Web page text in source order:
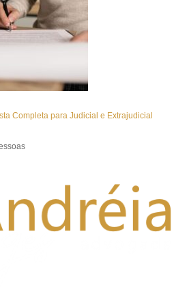
Completa para Judicial e Extrajudicial